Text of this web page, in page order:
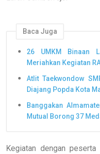
Baca Juga
26 UMKM Binaan
Meriahkan Kegiatan
Atlit Taekwondow
Diajang Popda Kota
Banggakan
Mutual Borong 37
Kegiatan dengan